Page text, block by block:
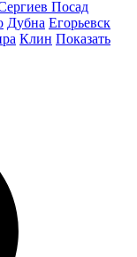
Посад
Дубна Егорьевск
Клин Показать